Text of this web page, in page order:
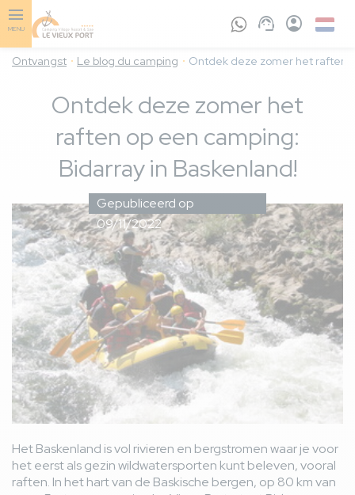
Skip
to
content
MENU Dutch
Ontvangst Le blog du camping Ontdek deze zomer het raften
Ontdek deze zomer het
raften op een camping:
Bidarray in Baskenland!
Gepubliceerd op
09/11/2022
Het Baskenland is vol rivieren en bergstromen waar je voor
het eerst als gezin wildwatersporten kunt beleven, vooral
raften. In het hart van de Baskische bergen, op 80 km van